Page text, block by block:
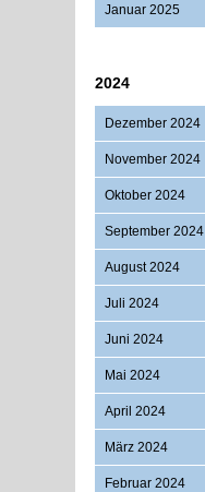
Januar 2025
2024
Dezember 2024
November 2024
Oktober 2024
September 2024
August 2024
Juli 2024
Juni 2024
Mai 2024
April 2024
März 2024
Februar 2024